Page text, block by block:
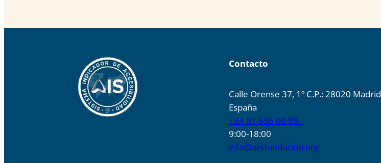
Contacto
Calle Orense 37, 1º C.P.: 28020 Madrid
España
+34 91 536 00 93
9:00-18:00
info@arsfundacion.org